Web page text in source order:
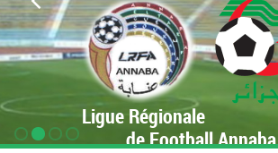
Ligue Régionale
de Football Annaba